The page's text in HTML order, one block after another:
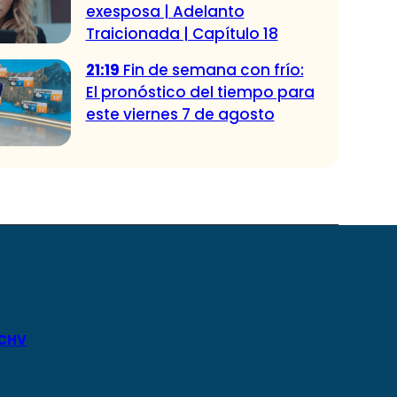
exesposa | Adelanto
Traicionada | Capítulo 18
21:19 Fin de semana con frío:
El pronóstico del tiempo para
este viernes 7 de agosto